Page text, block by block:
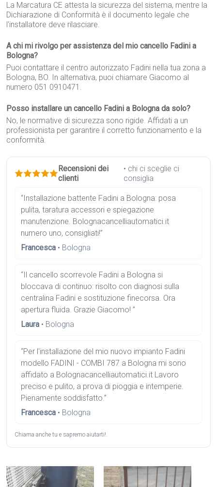
La Marcatura CE attesta la sicurezza del sistema, mentre la
Dichiarazione di Conformità è il documento legale che
l'installatore deve rilasciare.
A chi mi rivolgo per assistenza del mio cancello Fadini a
Bologna?
Puoi contattare il centro autorizzato Fadini nella tua zona a
Bologna, BO. In alternativa, puoi chiamare Giacomo al
numero 051 0910471.
Posso installare un cancello Fadini a Bologna da solo?
No, le normative di sicurezza sono rigide. Affidati a un
professionista per garantire il corretto funzionamento e la
conformità.
Recensioni dei
clienti
• chi ci sceglie ci
consiglia
“Installazione battente Fadini a Bologna: posa
pulita, taratura accessori e spiegazione
manutenzione. Bolognacancelliautomatici.it
numero uno, consigliati!”
Francesca • Bologna
“Il cancello scorrevole Fadini a Bologna si
bloccava di continuo: risolto con diagnosi sulla
centralina Fadini e sostituzione finecorsa. Ora
apertura fluida. Grazie Giacomo! ”
Laura • Bologna
“Per l'installazione del mio nuovo impianto Fadini
modello FADINI - COMBI 787 a Bologna mi sono
affidato a Bolognacancelliautomatici.it Lavoro
preciso e pulito, a prova di pioggia e intemperie.
Pienamente soddisfatto.”
Francesca • Bologna
Chiama anche tu e sapremo aiutarti!.